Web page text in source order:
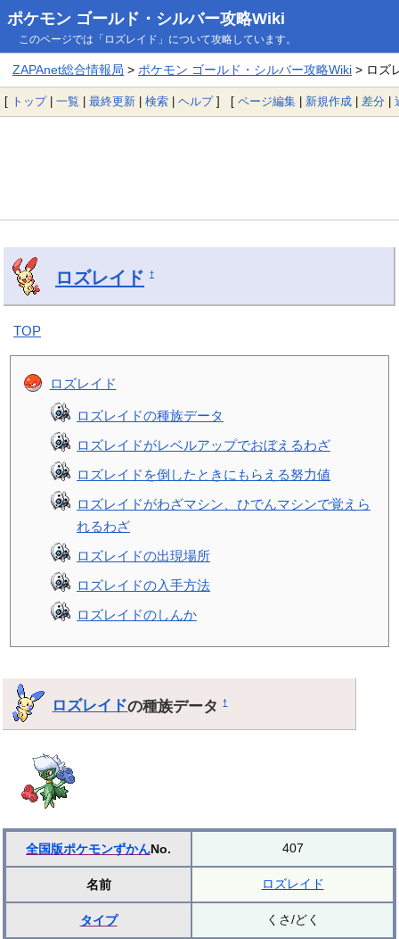
ポケモン ゴールド・シルバー攻略Wiki
このページでは「ロズレイド」について攻略しています。
ZAPAnet総合情報局 > ポケモン ゴールド・シルバー攻略Wiki> ロズ
[ トップ| 一覧 | 最終更新 | 検索 | ヘルプ] [ ページ編集 | 新規作成 | 差分 |
ロズレイド †
TOP
ロズレイド
ロズレイドの種族データ
ロズレイドがレベルアップでおぼえるわざ
ロズレイドを倒したときにもらえる努力値
ロズレイドがわざマシン、ひでんマシンで覚えら
れるわざ
ロズレイドの出現場所
ロズレイドの入手方法
ロズレイドのしんか
ロズレイドの種族データ†
全国版ポケモンずかんNo. 407
名前 ロズレイド
タイプ くさ/どく